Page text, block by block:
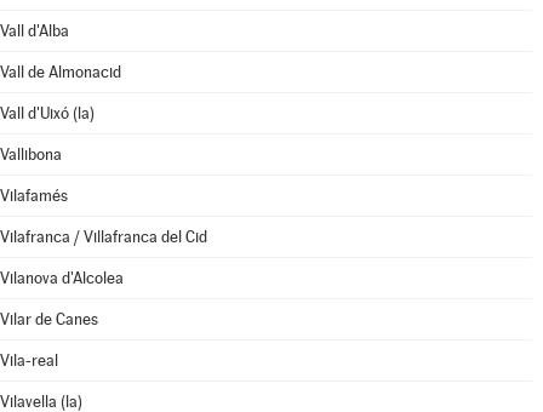
Vall d'Alba
Vall de Almonacid
Vall d'Uixó (la)
Vallibona
Vilafamés
Vilafranca / Villafranca del Cid
Vilanova d'Alcolea
Vilar de Canes
Vila-real
Vilavella (la)